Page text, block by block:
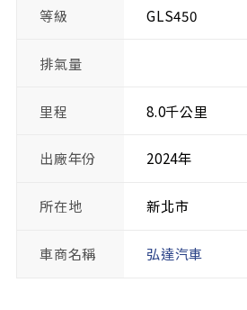
等級 GLS450
排氣量
里程 8.0千公里
出廠年份 2024年
所在地 新北市
車商名稱 弘達汽車